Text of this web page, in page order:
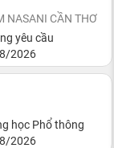
NASANI CẦN THƠ
yêu cầu
2026
học Phổ thông
2026